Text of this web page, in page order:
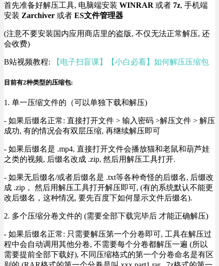
首先准备好解压工具, 电脑端安装 WINRAR 或者 7z, 手机端
安装 Zarchiver 或者 ES文件管理器
(注意不要安装国内应用商店里的盗版, 不仅无法正常解压, 还
会收费)
B站视频教程: 【电子扫盲课】【小白必看】如何解压压缩包
目前有2种类型的压缩包:
1. 单一压缩文件的（可以单独下载和解压)
- 如果后缀名正常: 直接打开文件 > 输入密码 >解压文件 > 解压
成功, 有的情况会有双层压缩, 再继续解压即可
- 如果后缀名是 .mp4, 直接打开文件会播放猫和老鼠和葫芦娃
之类的视频, 后缀名改成 .zip, 然后用解压工具打开.
- 如果无后缀名/或者后缀名是 .txt等各种奇怪的后缀名, 后缀改
成 .zip， 然后用解压工具打开解压即可, (有的系统默认不能更
改后缀名，这种情况, 要先百度下如何显示文件后缀名).
2. 多个压缩分卷文件的 (需要全部下载完毕后 才能正确解压)
- 如果后缀名正常: 只需要解压第一个分卷即可, 工具在解压过
程中会自动调用其他分卷, 不需要每个分卷都解压一遍 (所以
需要提前全部下载好), 不同压缩格式的第一个分卷命名是有区